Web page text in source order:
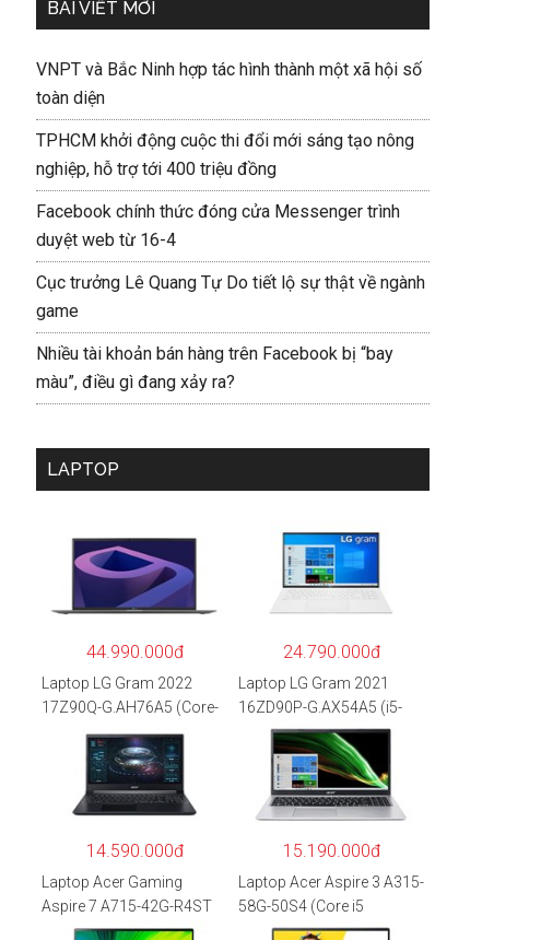
BÀI VIẾT MỚI
VNPT và Bắc Ninh hợp tác hình thành một xã hội số
toàn diện
TPHCM khởi động cuộc thi đổi mới sáng tạo nông
nghiệp, hỗ trợ tới 400 triệu đồng
Facebook chính thức đóng cửa Messenger trình
duyệt web từ 16-4
Cục trưởng Lê Quang Tự Do tiết lộ sự thật về ngành
game
Nhiều tài khoản bán hàng trên Facebook bị “bay
màu”, điều gì đang xảy ra?
LAPTOP
44.990.000đ
Laptop LG Gram 2022
17Z90Q-G.AH76A5 (Core-
1260P/16GB/512GB/17″
WQXGA/Win 11/Xám)
24.790.000đ
Laptop LG Gram 2021
16ZD90P-G.AX54A5 (i5-
1135G7/8GB RAM/512GB
SSD/16″WQXGA/Dos/Trắ
14.590.000đ
Laptop Acer Gaming
Aspire 7 A715-42G-R4ST
NH.QAYSV.004 (R5
15.190.000đ
Laptop Acer Aspire 3 A315-
58G-50S4 (Core i5
1135G7/8GB